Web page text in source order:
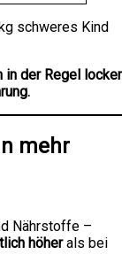
schweres Kind
in der Regel locker
mehr
Nährstoffe –
höherals bei